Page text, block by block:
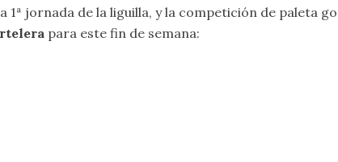
jornada de la liguilla, y la competición de paleta
para este fin de semana: